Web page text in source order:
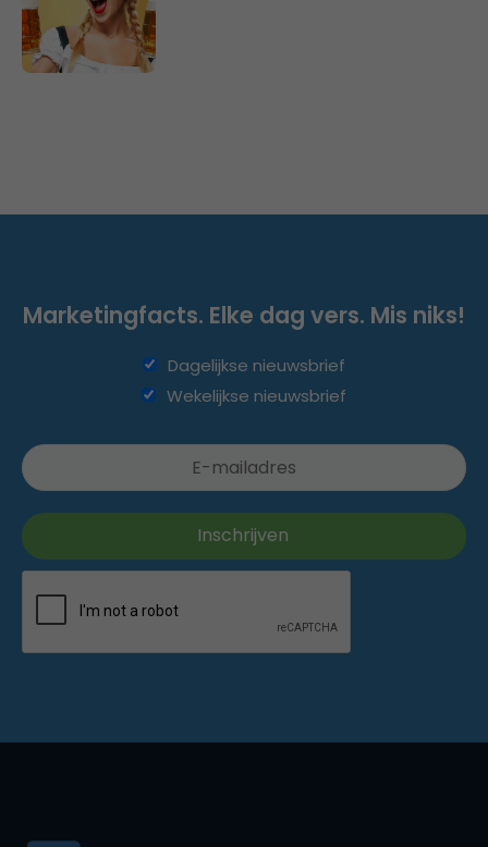
Marketingfacts. Elke dag vers. Mis niks!
Dagelijkse nieuwsbrief
Wekelijkse nieuwsbrief